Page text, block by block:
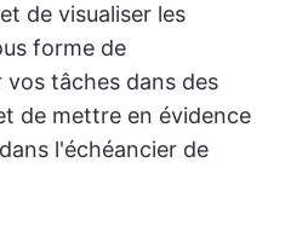
de visualiser les
forme de
tâches dans des
de mettre en évidence
l'échéancier de